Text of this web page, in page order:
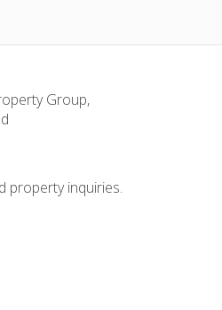
Group,
property inquiries.